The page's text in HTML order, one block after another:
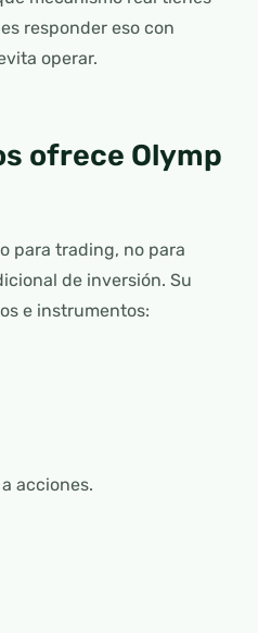
responder eso con
operar.
ofrece Olymp
para trading, no para
de inversión. Su
e instrumentos:
acciones.